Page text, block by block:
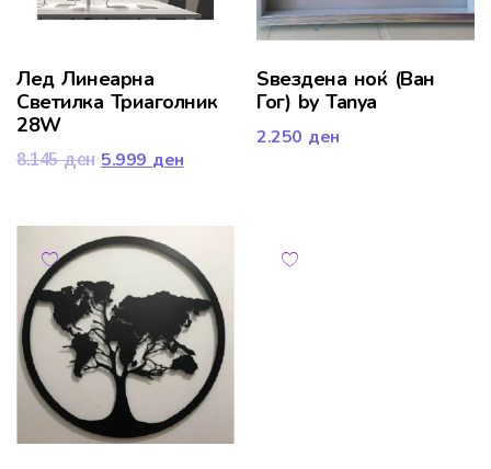
Лед Линеарна
Светилка Триаголник
28W
8.145ден 5.999 ден
Ѕвездена ноќ (Ван
Гог) by Tanya
2.250 ден